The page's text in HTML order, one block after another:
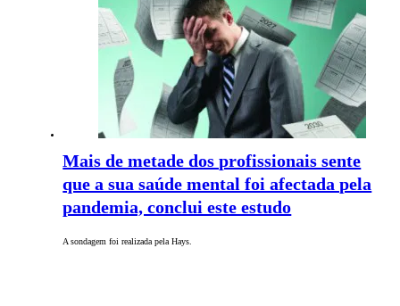
Mais de metade dos profissionais sente
que a sua saúde mental foi afectada pela
pandemia, conclui este estudo
A sondagem foi realizada pela Hays.